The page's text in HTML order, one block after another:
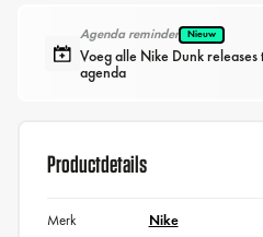
Agenda reminder Nieuw
Voeg alle Nike Dunk releases
agenda
Productdetails
Merk Nike